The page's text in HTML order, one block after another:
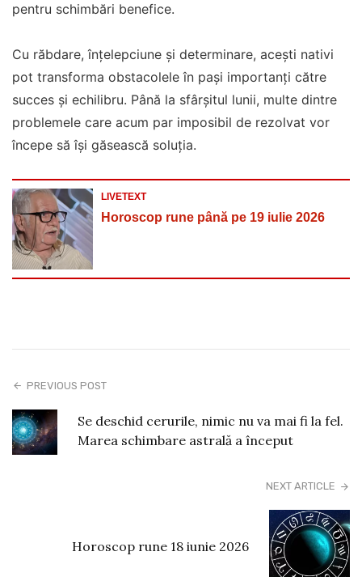
pentru schimbări benefice.
Cu răbdare, înțelepciune și determinare, acești nativi
pot transforma obstacolele în pași importanți către
succes și echilibru. Până la sfârșitul lunii, multe dintre
problemele care acum par imposibil de rezolvat vor
începe să își găsească soluția.
LIVETEXT
Horoscop rune până pe 19 iulie 2026
PREVIOUS POST
Se deschid cerurile, nimic nu va mai fi la fel.
Marea schimbare astrală a început
NEXT ARTICLE
Horoscop rune 18 iunie 2026